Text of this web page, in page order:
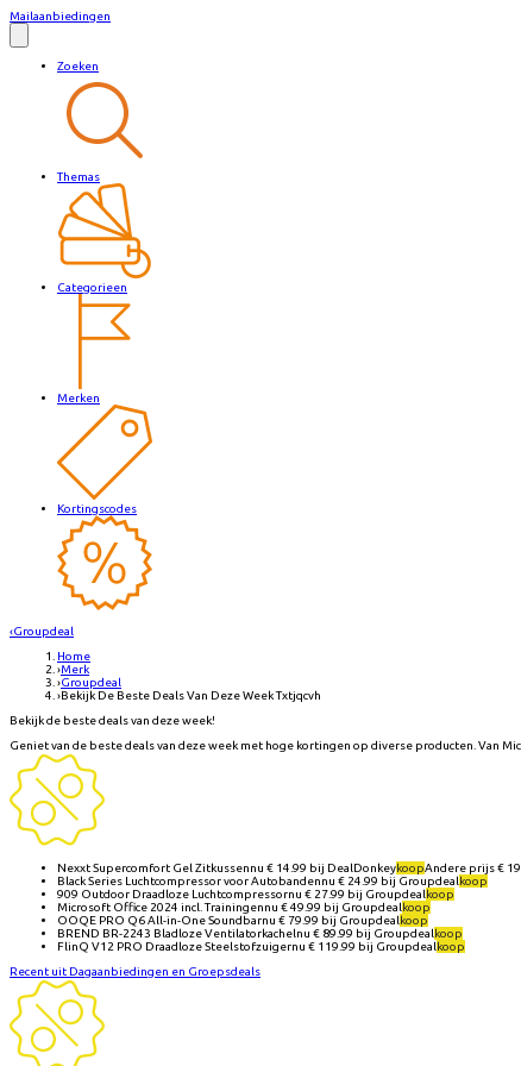
Mailaanbiedingen
Zoeken
Themas
Categorieen
Merken
Kortingscodes
‹Groupdeal
Home
›Merk
›Groupdeal
›Bekijk De Beste Deals Van Deze Week Txtjqcvh
Bekijk de beste deals van deze week!
Geniet van de beste deals van deze week met hoge kortingen op diverse producten. Van
Nexxt Supercomfort Gel Zitkussennu € 14.99 bij DealDonkeykoopAndere prijs €
Black Series Luchtcompressor voor Autobandennu € 24.99 bij Groupdealkoop
909 Outdoor Draadloze Luchtcompressornu € 27.99 bij Groupdealkoop
Microsoft Office 2024 incl. Trainingennu €49.99 bij Groupdealkoop
OOQE PRO Q6 All-in-One Soundbarnu € 79.99 bij Groupdealkoop
BREND BR-2243 Bladloze Ventilatorkachelnu € 89.99 bij Groupdealkoop
FlinQ V12 PRO Draadloze Steelstofzuigernu € 119.99 bij Groupdealkoop
Recent uit Dagaanbiedingen en Groepsdeals